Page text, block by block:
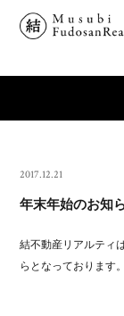
2017.12.21
年末年始のお知
結不動産リアルティ
らとなっております。